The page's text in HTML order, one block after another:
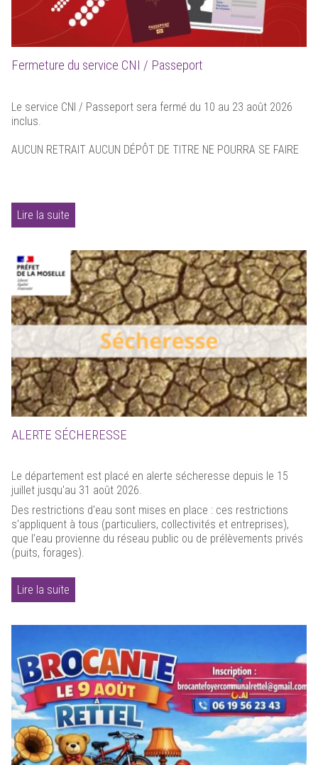
Fermeture du service CNI / Passeport
Le service CNI / Passeport sera fermé du 10 au 23 août 2026
inclus.
AUCUN RETRAIT AUCUN DÉPÔT DE TITRE NE POURRA SE FAIRE
Lire la suite
ALERTE SÉCHERESSE
Le département est placé en alerte sécheresse depuis le 15
juillet jusqu'au 31 août 2026.
Des restrictions d'eau sont mises en place : ces restrictions
s’appliquent à tous (particuliers, collectivités et entreprises),
que l’eau provienne du réseau public ou de prélèvements privés
(puits, forages).
Lire la suite